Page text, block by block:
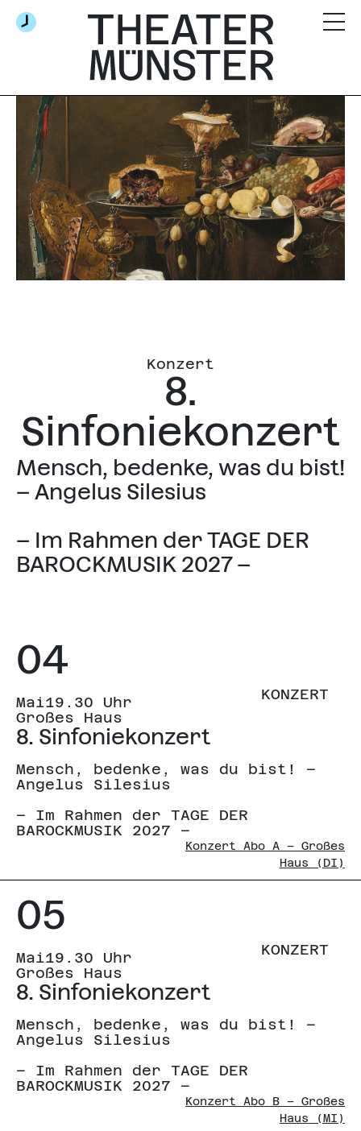
Konzert
8.
Sinfoniekonzert
Mensch, bedenke, was du bist!
– Angelus Silesius
– Im Rahmen der TAGE DER
BAROCKMUSIK 2027 –
04
Mai19.30 Uhr
Großes Haus
8. Sinfoniekonzert
Mensch, bedenke, was du bist! –
Angelus Silesius
– Im Rahmen der TAGE DER
BAROCKMUSIK 2027 –
KONZERT
Konzert Abo A – Großes
Haus (DI)
05
Mai19.30 Uhr
Großes Haus
8. Sinfoniekonzert
Mensch, bedenke, was du bist! –
Angelus Silesius
– Im Rahmen der TAGE DER
BAROCKMUSIK 2027 –
KONZERT
Konzert Abo B – Großes
Haus (MI)